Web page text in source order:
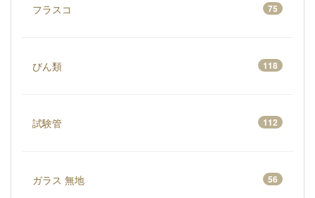
フラスコ 75
びん類 118
試験管 112
ガラス 無地 56